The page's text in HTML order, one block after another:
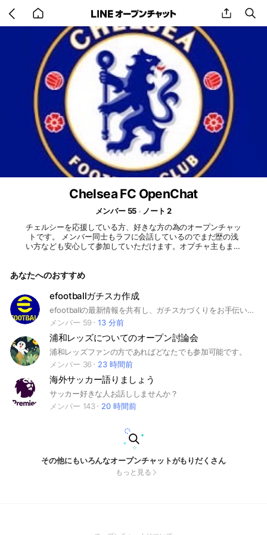
back
to
home
share
Chelsea FC OpenChat
メンバー 55
ノート 2
チェルシーを応援している方、好きな方の為のオープンチャッ
トです。 メンバー同士もラフに会話しているのでまだ歴の浅
い方なども安心して参加していただけます。オプチャ主もまだ
会、注意（同じことを2度繰り返して行った場合は強制退会）
どを傷つける発言 3,個人を特定する行為 4,他SNSに誘導する
行為 5,他メンバーに悪態をつく 6,個人情報の公開 チェルシー
サポーター オープンチャット #サッカー #スポーツ #欧州サッ
カー #フットボール #海外サッカー #FIFA #UEFA #ACL #EL #
観戦 #雑談 #応援 #サポーター #天皇杯 #高校サッカー #選手
権 #高校サッカー選手権 #DAZN #wowow #スカパー #ライブ
プレミアリーグ ラリーガ ラリーガ2部 ブンデスリーガ ブンデ
スリーガ2部 セリエA フランス・リーグアン オランダ・エール
ディビジ ベルギーリーグ ポルトガル・リーグ ロシア・プレミ
アリーグ オーストリア・ブンデスリーガ セルビア・リーグ ギ
リシャ・スーパーリーグ マンチェスターシティ マンチェスタ
ーユナイテッド リバプール チェルシー レスターシティ ウエス
トハム トッテナム アーセナル リーズ エバートン アストンビ
ウサンプトン ブライトン バーンリー ノリッジ ワトフォード
ブレントフォー
あなたへのおすすめ
efootballガチスカ作成
efootballの最新情報を共有し、ガチスカづくりをお手伝いします！初心者から上級者まで歓迎！ #efootball #イーフト #サッカー #ガチスカ #スカッド #ウイイレ #スポーツ
メンバー 59
13 分前
浦和レッズについてのオープン討論会
浦和レッズファンの方であればどなたでも参加可能です。
メンバー 36
23 時間前
海外サッカー語りましょう
サッカー好きな人お話ししませんか？
メンバー 143
20 時間前
その他にもいろんなオープンチャットがもりだくさん
もっと見る